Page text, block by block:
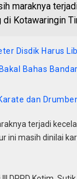
maraknya
Kotawaringin
Disdik Harus
Bahas
dan
terjadi
ini masih dinilai